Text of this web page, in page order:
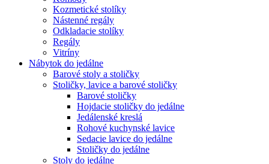
Kozmetické stolíky
Nástenné regály
Odkladacie stolíky
Regály
Vitríny
Nábytok do jedálne
Barové stoly a stoličky
Stoličky, lavice a barové stoličky
Barové stoličky
Hojdacie stoličky do jedálne
Jedálenské kreslá
Rohové kuchynské lavice
Sedacie lavice do jedálne
Stoličky do jedálne
Stoly do jedálne